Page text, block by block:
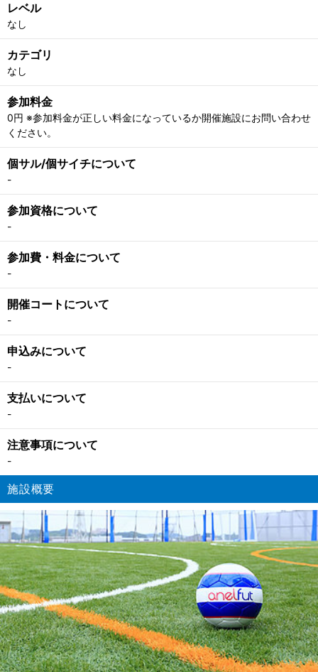
レベル
なし
カテゴリ
なし
参加料金
0円 ※参加料金が正しい料金になっているか開催施設にお問い合わせ
ください。
個サル/個サイチについて
-
参加資格について
-
参加費・料金について
-
開催コートについて
-
申込みについて
-
支払いについて
-
注意事項について
-
施設概要